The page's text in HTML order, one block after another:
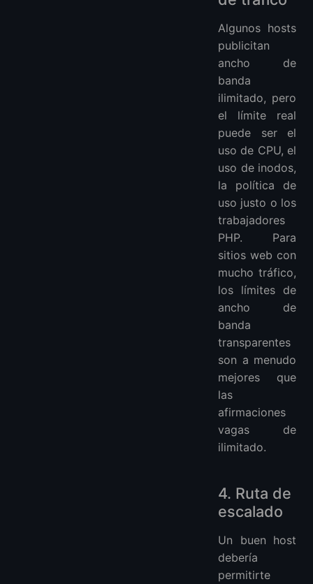
Algunos hosts
publicitan
ancho de
banda
ilimitado, pero
el límite real
puede ser el
uso de CPU, el
uso de inodos,
la política de
uso justo o los
trabajadores
PHP. Para
sitios web con
mucho tráfico,
los límites de
ancho de
banda
transparentes
son a menudo
mejores que
las
afirmaciones
vagas de
ilimitado.
4. Ruta de
escalado
Un buen host
debería
permitirte